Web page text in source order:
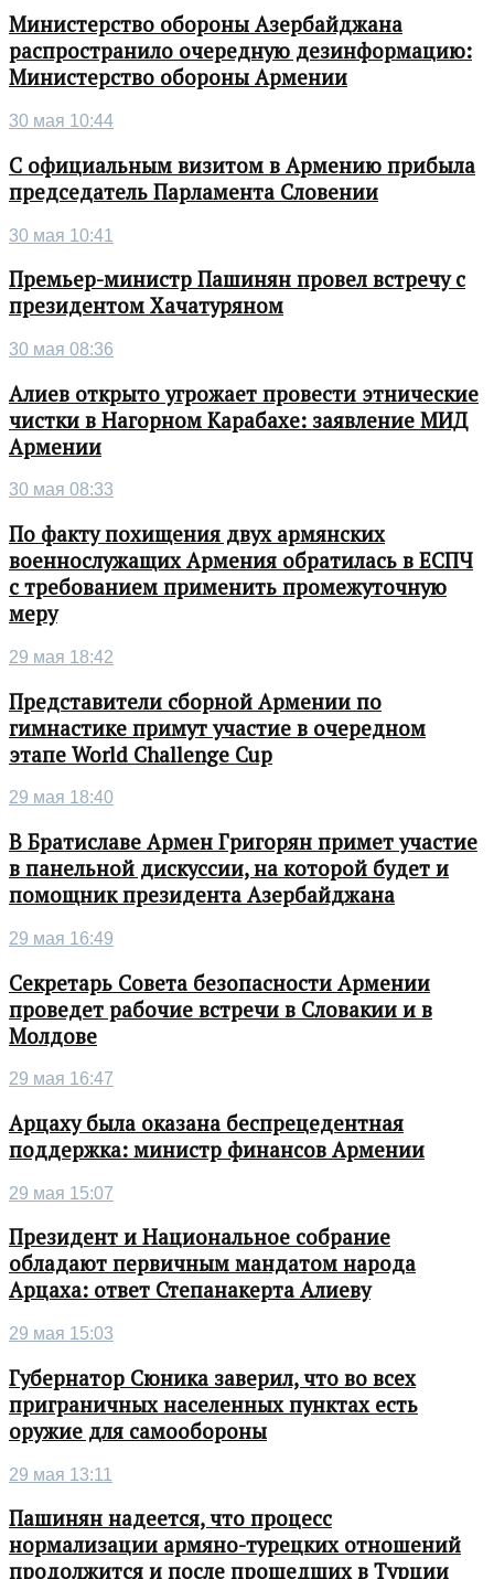
Министерство обороны Азербайджана
распространило очередную дезинформацию:
Министерство обороны Армении
30 мая 10:44
С официальным визитом в Армению прибыла
председатель Парламента Словении
30 мая 10:41
Премьер-министр Пашинян провел встречу с
президентом Хачатуряном
30 мая 08:36
Алиев открыто угрожает провести этнические
чистки в Нагорном Карабахе: заявление МИД
Армении
30 мая 08:33
По факту похищения двух армянских
военнослужащих Армения обратилась в ЕСПЧ
с требованием применить промежуточную
меру
29 мая 18:42
Представители сборной Армении по
гимнастике примут участие в очередном
этапе World Challenge Cup
29 мая 18:40
В Братиславе Армен Григорян примет участие
в панельной дискуссии, на которой будет и
помощник президента Азербайджана
29 мая 16:49
Секретарь Совета безопасности Армении
проведет рабочие встречи в Словакии и в
Молдове
29 мая 16:47
Арцаху была оказана беспрецедентная
поддержка: министр финансов Армении
29 мая 15:07
Президент и Национальное собрание
обладают первичным мандатом народа
Арцаха: ответ Степанакерта Алиеву
29 мая 15:03
Губернатор Сюника заверил, что во всех
приграничных населенных пунктах есть
оружие для самообороны
29 мая 13:11
Пашинян надеется, что процесс
нормализации армяно-турецких отношений
продолжится и после прошедших в Турции